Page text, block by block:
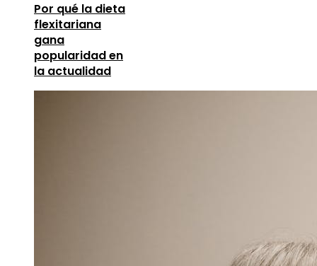
Por qué la dieta
flexitariana
gana
popularidad en
la actualidad